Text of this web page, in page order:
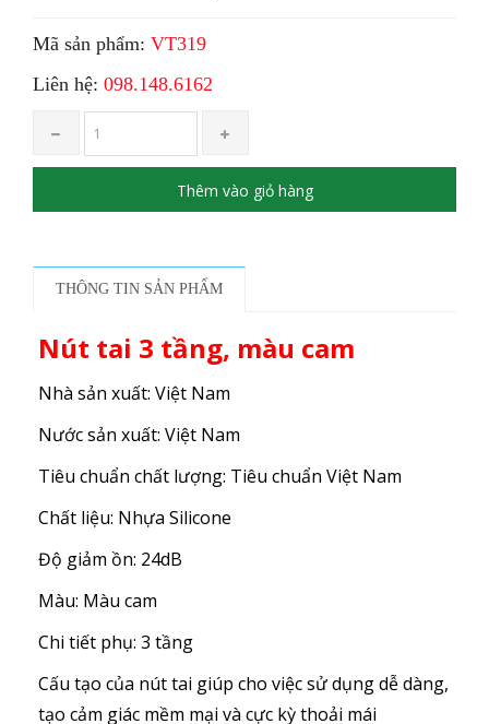
Mã sản phẩm: VT319
Liên hệ: 098.148.6162
Thêm vào giỏ hàng
THÔNG TIN SẢN PHẨM
Nút tai 3 tầng, màu cam
Nhà sản xuất: Việt Nam
Nước sản xuất: Việt Nam
Tiêu chuẩn chất lượng: Tiêu chuẩn Việt Nam
Chất liệu: Nhựa Silicone
Độ giảm ồn: 24dB
Màu: Màu cam
Chi tiết phụ: 3 tầng
Cấu tạo của nút tai giúp cho việc sử dụng dễ dàng,
tạo cảm giác mềm mại và cực kỳ thoải mái